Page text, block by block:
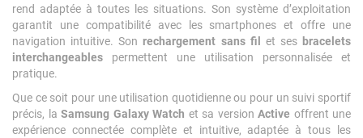
rend adaptée à toutes les situations. Son système d’exploitation
garantit une compatibilité avec les smartphones et offre une
navigation intuitive. Sonrechargement sans fil et ses bracelets
interchangeables permettent une utilisation personnalisée et
pratique.
Que ce soit pour une utilisation quotidienne ou pour un suivi sportif
précis, la Samsung Galaxy Watch et sa version Active offrent une
expérience connectée complète et intuitive, adaptée à tous les